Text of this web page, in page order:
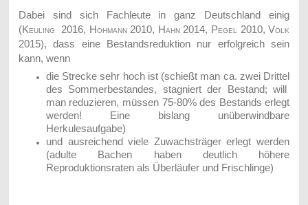
Dabei sind sich Fachleute in ganz Deutschland einig
(Keuling 2016, Hohmann 2010, Hahn 2014, Pegel 2010, Völk
2015), dass eine Bestandsreduktion nur erfolgreich sein
kann, wenn
die Strecke sehr hoch ist (schießt man ca. zwei Drittel
des Sommerbestandes, stagniert der Bestand; will
man reduzieren, müssen 75-80% des Bestands erlegt
werden! Eine bislang unüberwindbare
Herkulesaufgabe)
und ausreichend viele Zuwachsträger erlegt werden
(adulte Bachen haben deutlich höhere
Reproduktionsraten als Überläufer und Frischlinge)